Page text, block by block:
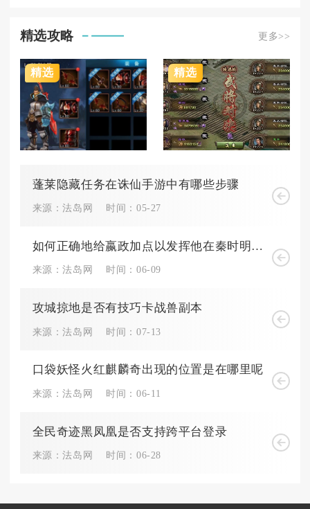
精选攻略 更多>>
精选 精选
蓬莱隐藏任务在诛仙手游中有哪些步骤
来源：法岛网 时间：05-27
如何正确地给嬴政加点以发挥他在秦时明月手游中的最强实力
来源：法岛网 时间：06-09
攻城掠地是否有技巧卡战兽副本
来源：法岛网 时间：07-13
口袋妖怪火红麒麟奇出现的位置是在哪里呢
来源：法岛网 时间：06-11
全民奇迹黑凤凰是否支持跨平台登录
来源：法岛网 时间：06-28